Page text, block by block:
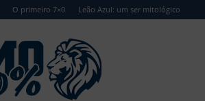
O primeiro 7×0 Leão Azul: um ser mitológico
Remo